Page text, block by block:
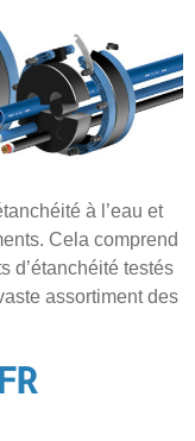
à l’eau et
Cela comprend
d’étanchéité testés
assortiment des